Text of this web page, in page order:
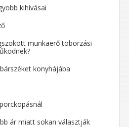
kihívásai
munkaerő toborzási
konyhájába
ár miatt sokan választják